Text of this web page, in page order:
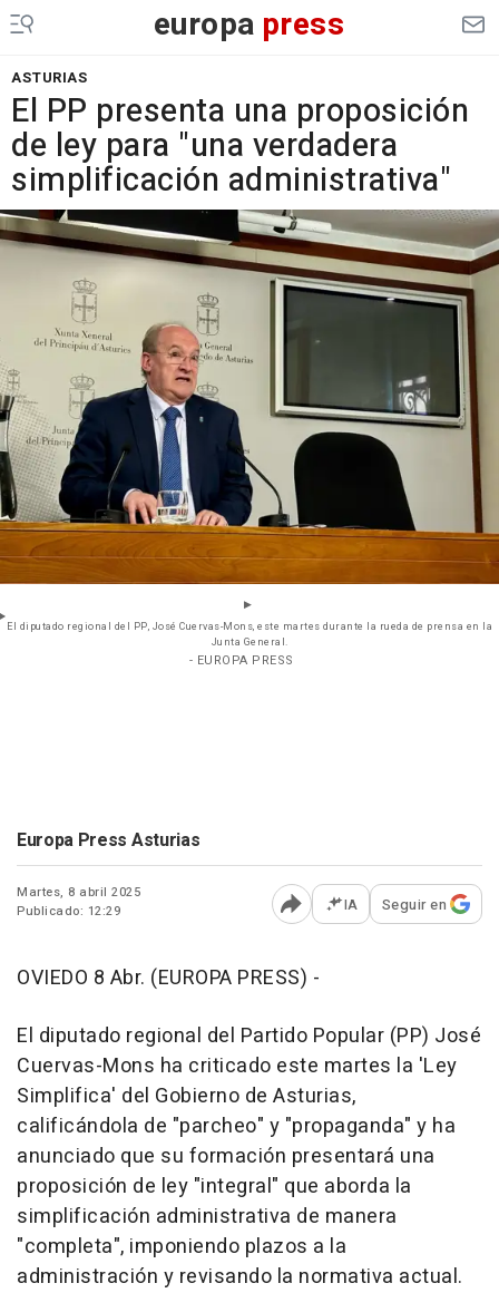
europa press
ASTURIAS
El PP presenta una proposición
de ley para "una verdadera
simplificación administrativa"
El diputado regional del PP, José Cuervas-Mons, este martes durante la rueda de prensa en la
Junta General.
- EUROPA PRESS
Europa Press Asturias
Martes, 8 abril 2025
Publicado: 12:29
Abrir opciones para
IA Seguir en
OVIEDO 8 Abr. (EUROPA PRESS) -
El diputado regional del Partido Popular (PP) José
Cuervas-Mons ha criticado este martes la 'Ley
Simplifica' del Gobierno de Asturias,
calificándola de "parcheo" y "propaganda" y ha
anunciado que su formación presentará una
proposición de ley "integral" que aborda la
simplificación administrativa de manera
"completa", imponiendo plazos a la
administración y revisando la normativa actual.